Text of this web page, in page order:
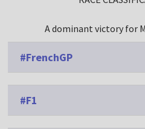
A dominant victory for
#FrenchGP
#F1